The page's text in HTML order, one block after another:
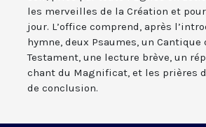
les merveilles de la Création et
jour. L’office comprend, après
hymne, deux Psaumes, un Cantique
Testament, une lecture brève, un
chant du Magnificat, et les prières
de conclusion.